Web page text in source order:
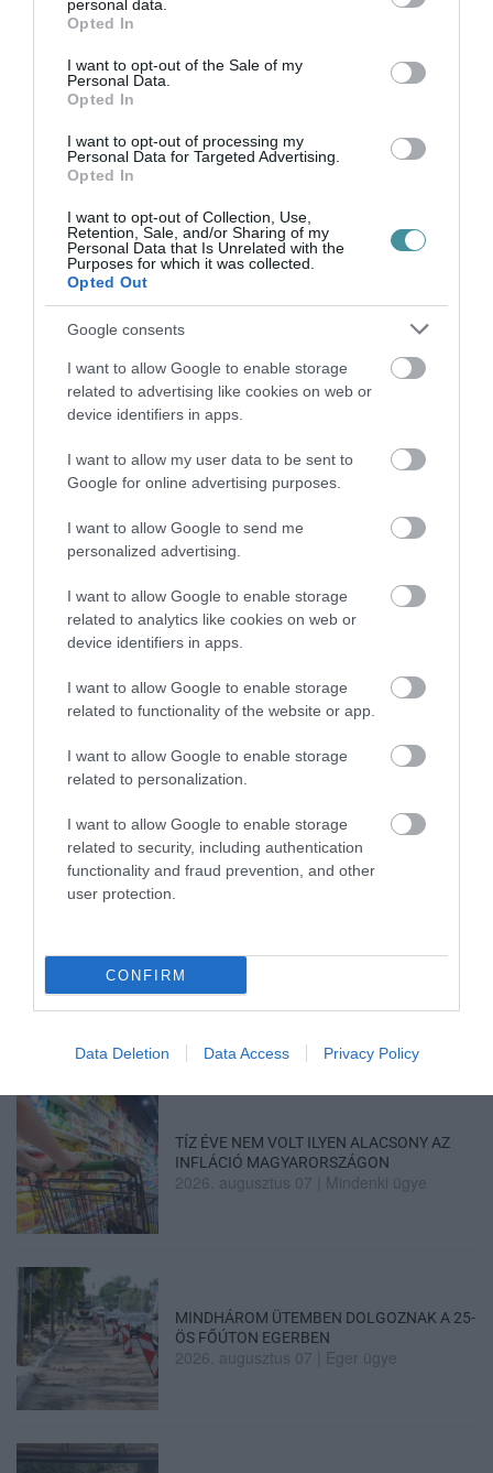
grant or deny consent to Google and its third-party tags to
use your data for below specified purposes in below Google
consent section.
personal data.
Opted In
I want to opt-out of the Sale of my
Personal Data.
Opted In
I want to opt-out of processing my
Personal Data for Targeted Advertising.
Opted In
I want to opt-out of Collection, Use,
Retention, Sale, and/or Sharing of my
Personal Data that Is Unrelated with the
Purposes for which it was collected.
Opted Out
Google consents
I want to allow Google to enable storage
related to advertising like cookies on web or
device identifiers in apps.
I want to allow my user data to be sent to
Google for online advertising purposes.
I want to allow Google to send me
personalized advertising.
I want to allow Google to enable storage
related to analytics like cookies on web or
device identifiers in apps.
I want to allow Google to enable storage
related to functionality of the website or app.
I want to allow Google to enable storage
related to personalization.
I want to allow Google to enable storage
related to security, including authentication
functionality and fraud prevention, and other
user protection.
CONFIRM
Data Deletion Data Access Privacy Policy
Legfrissebb híreink
35 PERCES TANÓRÁK ÉS KEVESEBB HÁZI
2026. augusztus 08 Mindenki ügye
ÚJ MAGYAR KÜLÜGYI STRATÉGIA KÉSZÜL,
2026. augusztus 08|Mindenki ügye
TATA ELBŰVÖLŐ LÁTVÁNYOSSÁGAI,
2026. augusztus 08|Promóció
TÖBB MINT EGY HÓNAP IS LEHET, MIRE
TELJESEN ÚJRAINDUL A P...
TANULJ NÉMETÜL OTTHONRÓL: A
DIGITÁLIS TANULÁS ELŐNYEI
2026. augusztus 07|Promóció
ÚJRAINDULNAK A KORÁBBAN
2026. augusztus 07|Eger ügye
TÍZ ÉVE NEM VOLT ILYEN ALACSONY AZ
INFLÁCIÓ MAGYARORSZÁGON
2026. augusztus 07 Mindenki ügye
MINDHÁROM ÜTEMBEN DOLGOZNAK A 25-
ÖS FŐÚTON EGERBEN
2026. augusztus 07 Eger ügye